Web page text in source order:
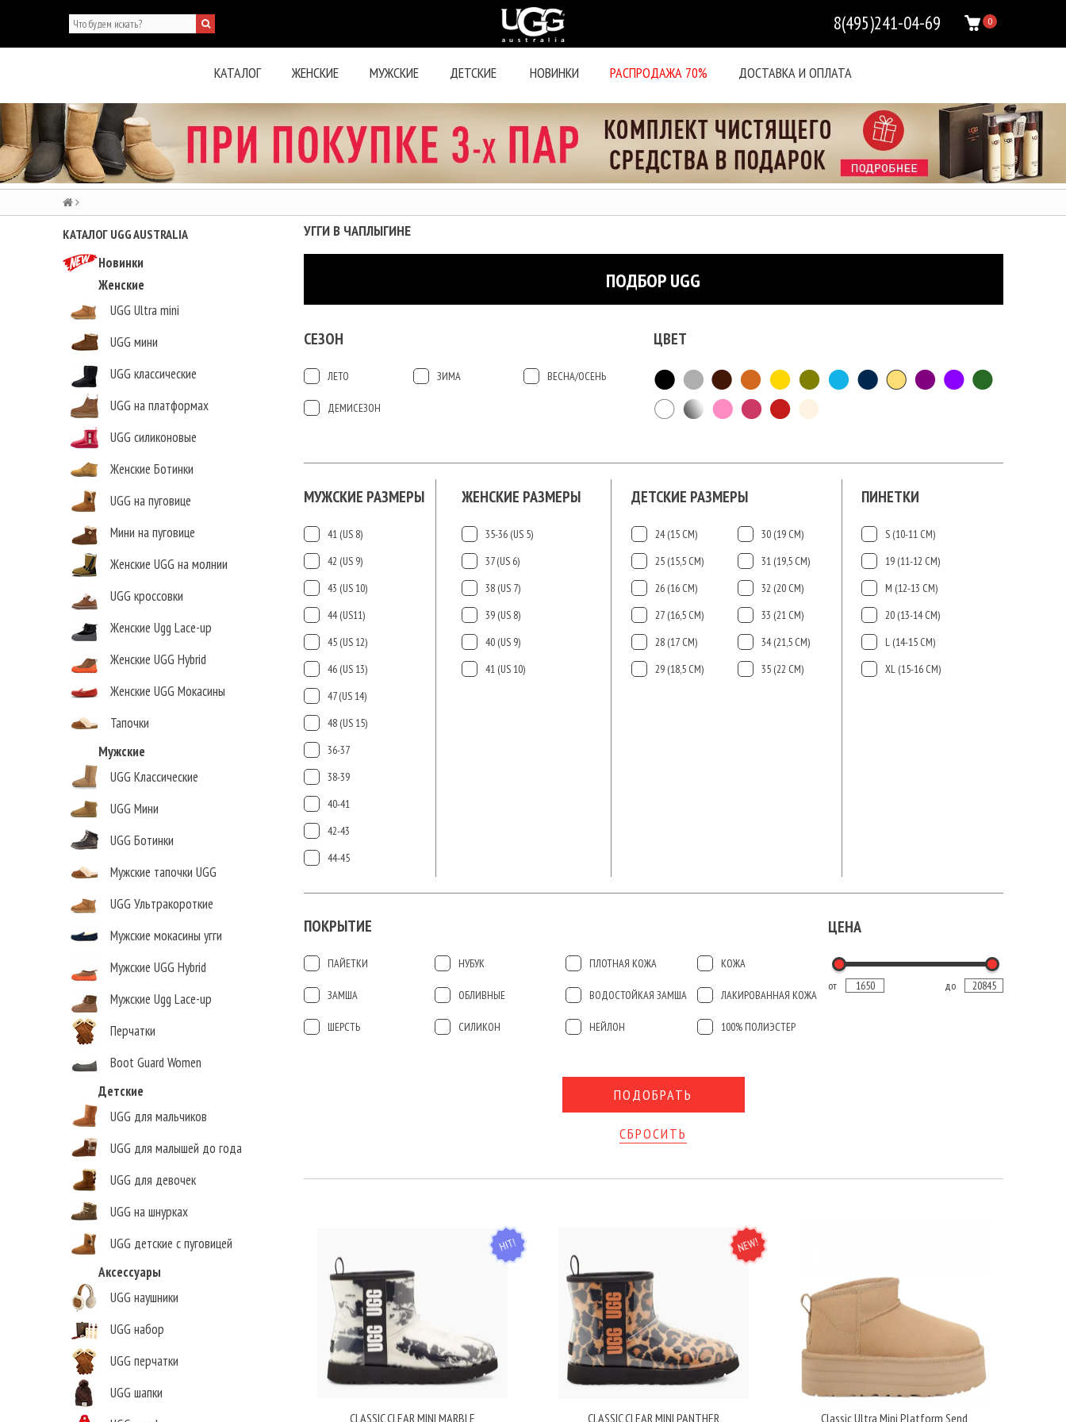
0
8(495)241-04-69
КАТАЛОГ ЖЕНСКИЕ МУЖСКИЕ ДЕТСКИЕ НОВИНКИ РАСПРОДАЖА 70% ДОСТАВКА И ОПЛАТА
КАТАЛОГ UGG AUSTRALIA
Новинки
Женские
UGG Ultra mini
UGG мини
UGG классические
UGG на платформах
UGG силиконовые
Женские Ботинки
UGG на пуговице
Мини на пуговице
Женские UGG на молнии
UGG кроссовки
Женские Ugg Lace-up
Женские UGG Hybrid
Женские UGG Мокасины
Тапочки
Мужские
UGG Классические
UGG Мини
UGG Ботинки
Мужские тапочки UGG
UGG Ультракороткие
Мужские мокасины угги
Мужские UGG Hybrid
Мужские Ugg Lace-up
Перчатки
Boot Guard Women
Детские
UGG для мальчиков
UGG для малышей до года
UGG для девочек
UGG на шнурках
UGG детские с пуговицей
Аксессуары
UGG наушники
UGG набор
UGG перчатки
UGG шапки
УГГИ В ЧАПЛЫГИНЕ
ПОДБОР UGG
СЕЗОН
ЛЕТО ЗИМА ВЕСНА/ОСЕНЬ
ДЕМИСЕЗОН
ЦВЕТ
ПИНЕТКИ
S (10-11 СМ)
19 (11-12 СМ)
М (12-13 СМ)
20 (13-14 СМ)
L (14-15 CМ)
ХL (15-16 CМ)
ДЕТСКИЕ РАЗМЕРЫ
24 (15 СМ)
25 (15,5 СМ)
26 (16 СМ)
27 (16,5 СМ)
28 (17 СМ)
29 (18,5 СМ)
30 (19 СМ)
31 (19,5 СМ)
32 (20 СМ)
33 (21 СМ)
34 (21,5 СМ)
35 (22 СМ)
ЖЕНСКИЕ РАЗМЕРЫ
35-36 (US 5)
37 (US 6)
38 (US 7)
39 (US 8)
40 (US 9)
41 (US 10)
МУЖСКИЕ РАЗМЕРЫ
41 (US 8)
42 (US 9)
43 (US 10)
44 (US11)
45 (US 12)
46 (US 13)
47 (US 14)
48 (US 15)
36-37
38-39
40-41
42-43
44-45
ПОКРЫТИЕ
ПАЙЕТКИ НУБУК ПЛОТНАЯ КОЖА КОЖА
ЗАМША ОБЛИВНЫЕ ВОДОСТОЙКАЯ ЗАМША ЛАКИРОВАННАЯ КОЖА
ШЕРСТЬ СИЛИКОН НЕЙЛОН 100% ПОЛИЭСТЕР
ЦЕНА
от до
СБРОСИТЬ
HIT
CLASSIC CLEAR MINI MARBLE
NEW
CLASSIC CLEAR MINI PANTHER Classic Ultra Mini Platform Send